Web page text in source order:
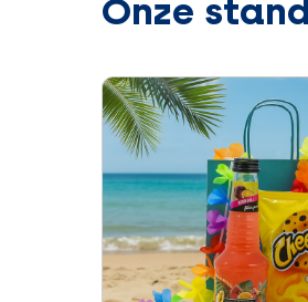
Onze